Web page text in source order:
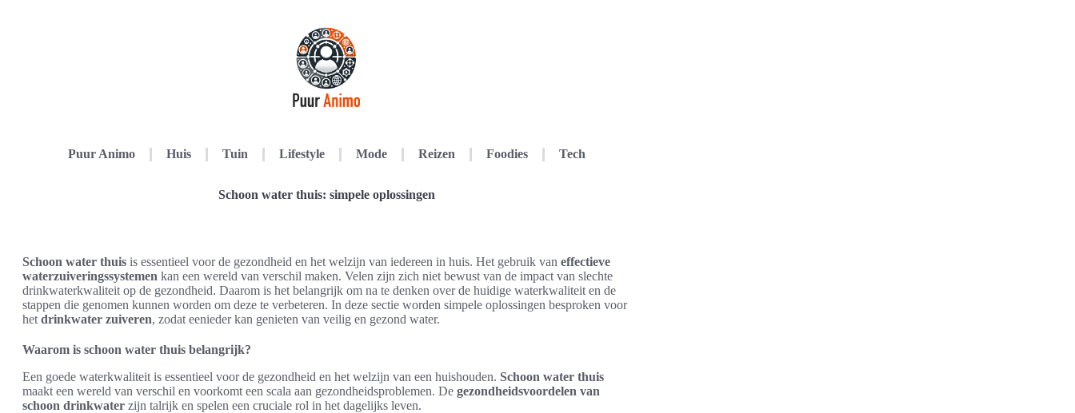
Puur Animo Huis Tuin Lifestyle Mode Reizen Foodies Tech
Schoon water thuis: simpele oplossingen
Schoon water thuis is essentieel voor de gezondheid en het welzijn van iedereen in huis. Het gebruik van effectieve
waterzuiveringssystemen kan een wereld van verschil maken. Velen zijn zich niet bewust van de impact van slechte
drinkwaterkwaliteit op de gezondheid. Daarom is het belangrijk om na te denken over de huidige waterkwaliteit en de
stappen die genomen kunnen worden om deze te verbeteren. In deze sectie worden simpele oplossingen besproken voor
het drinkwater zuiveren, zodat eenieder kan genieten van veilig en gezond water.
Waarom is schoon water thuis belangrijk?
Een goede waterkwaliteit is essentieel voor de gezondheid en het welzijn van een huishouden. Schoon water thuis
maakt een wereld van verschil en voorkomt een scala aan gezondheidsproblemen. De gezondheidsvoordelen van
schoon drinkwater zijn talrijk en spelen een cruciale rol in het dagelijks leven.